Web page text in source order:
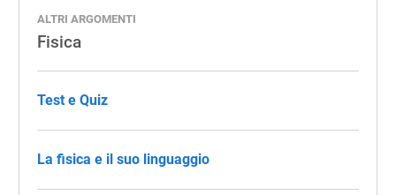
ALTRI ARGOMENTI
Fisica
Test e Quiz
La fisica e il suo linguaggio